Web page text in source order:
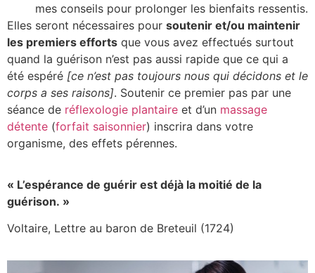
mes conseils pour prolonger les bienfaits ressentis.
Elles seront nécessaires pour soutenir et/ou maintenir
les premiers efforts que vous avez effectués surtout
quand la guérison n’est pas aussi rapide que ce qui a
été espéré [ce n’est pas toujours nous qui décidons et le
corps a ses raisons]. Soutenir ce premier pas par une
séance de réflexologie plantaire et d’un massage
détente (forfait saisonnier) inscrira dans votre
organisme, des effets pérennes.
« L’espérance de guérir est déjà la moitié de la
guérison. »
Voltaire, Lettre au baron de Breteuil (1724)